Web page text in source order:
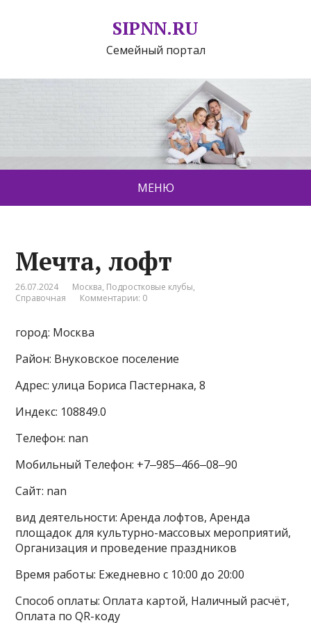
SIPNN.RU
Семейный портал
МЕНЮ
Мечта, лофт
26.07.2024 Москва, Подростковые клубы,
Справочная
Комментарии: 0
город: Москва
Район: Внуковское поселение
Адрес: улица Бориса Пастернака, 8
Индекс: 108849.0
Телефон: nan
Мобильный Телефон: +7‒985‒466‒08‒90
Сайт: nan
вид деятельности: Аренда лофтов, Аренда
площадок для культурно-массовых мероприятий,
Организация и проведение праздников
Время работы: Ежедневно с 10:00 до 20:00
Способ оплаты: Оплата картой, Наличный расчёт,
Оплата по QR-коду